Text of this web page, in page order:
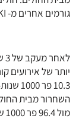
גורמים אחרים מ- AKI או אירועים קורונארים.
10.3
מול 96.4 פר 1000 שנות מטופל).